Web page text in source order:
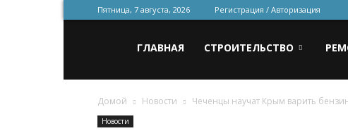
Пятница, 7 августа, 2026 Регистрация / Авторизация
для
ГЛАВНАЯ СТРОИТЕЛЬСТВО
Домой Новости Чеченцы научат Крым варить
Новости